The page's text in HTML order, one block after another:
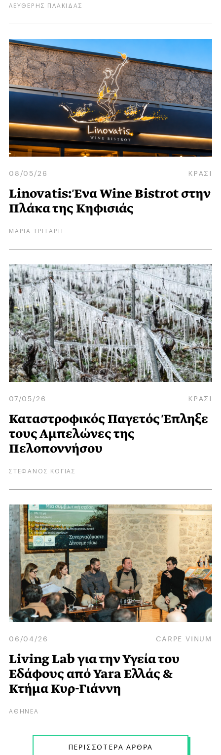
ΛΕΥΘΕΡΗΣ ΠΛΑΚΙΔΑΣ
08/05/26 ΚΡΑΣΙ
Linovatis: Ένα Wine Bistrot στην
Πλάκα της Κηφισιάς
ΜΑΡΙΑ ΤΡΙΤΑΡΗ
07/05/26 ΚΡΑΣΙ
Καταστροφικός Παγετός Έπληξε
τους Αμπελώνες της
Πελοποννήσου
ΣΤΕΦΑΝΟΣ ΚΟΓΙΑΣ
06/04/26 CARPE VINUM
Living Lab για την Υγεία του
Εδάφους από Yara Ελλάς &
Κτήμα Κυρ-Γιάννη
ΑΘΗΝΕΑ
ΠΕPΙΣΣΟΤΕPΑ ΑPΘPΑ